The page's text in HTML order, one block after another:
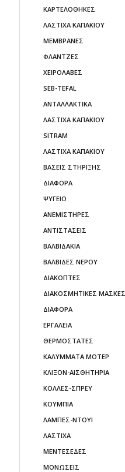
ΚΑΡΤΕΛΟΘΗΚΕΣ
ΛΑΣΤΙΧΑ ΚΑΠΑΚΙΟΥ
ΜΕΜΒΡΑΝΕΣ
ΦΛΑΝΤΖΕΣ
ΧΕΙΡΟΛΑΒΕΣ
SEB-TEFAL
ΑΝΤΑΛΛΑΚΤΙΚΑ
ΛΑΣΤΙΧΑ ΚΑΠΑΚΙΟΥ
SITRAM
ΛΑΣΤΙΧΑ ΚΑΠΑΚΙΟΥ
ΒΑΣΕΙΣ ΣΤΗΡΙΞΗΣ
ΔΙΑΦΟΡΑ
ΨΥΓΕΙO
ΑΝΕΜΙΣΤΗΡΕΣ
ΑΝΤΙΣΤΑΣΕΙΣ
ΒΑΛΒΙΔΑΚΙΑ
ΒΑΛΒΙΔΕΣ ΝΕΡΟΥ
ΔΙΑΚΟΠΤΕΣ
ΔΙΑΚΟΣΜΗΤΙΚΕΣ ΜΑΣΚΕΣ
ΔΙΑΦΟΡΑ
ΕΡΓΑΛΕΙΑ
ΘΕΡΜΟΣΤΑΤΕΣ
ΚΑΛΥΜΜΑΤΑ ΜΟΤΕΡ
ΚΛΙΞΟΝ-ΑΙΣΘΗΤΗΡΙΑ
ΚΟΛΛΕΣ-ΣΠΡΕΥ
ΚΟΥΜΠΙΑ
ΛΑΜΠΕΣ-ΝΤΟΥΙ
ΛΑΣΤΙΧΑ
ΜΕΝΤΕΣΕΔΕΣ
ΜΟΝΩΣΕΙΣ